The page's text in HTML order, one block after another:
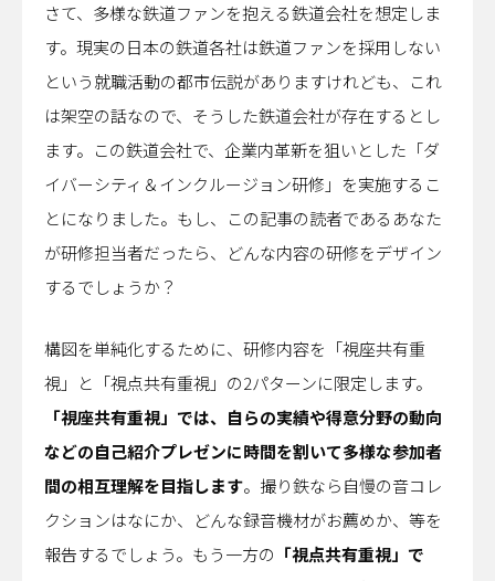
さて、多様な鉄道ファンを抱える鉄道会社を想定しま
す。現実の日本の鉄道各社は鉄道ファンを採用しない
という就職活動の都市伝説がありますけれども、これ
は架空の話なので、そうした鉄道会社が存在するとし
ます。この鉄道会社で、企業内革新を狙いとした「ダ
イバーシティ＆インクルージョン研修」を実施するこ
とになりました。もし、この記事の読者であるあなた
が研修担当者だったら、どんな内容の研修をデザイン
するでしょうか？
構図を単純化するために、研修内容を「視座共有重
視」と「視点共有重視」の2パターンに限定します。
「視座共有重視」では、自らの実績や得意分野の動向
などの自己紹介プレゼンに時間を割いて多様な参加者
間の相互理解を目指します。撮り鉄なら自慢の音コレ
クションはなにか、どんな録音機材がお薦めか、等を
報告するでしょう。もう一方の 「視点共有重視」で